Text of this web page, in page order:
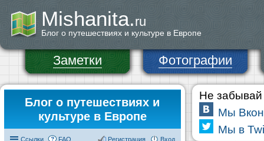
Mishanita.ru
Блог о путешествиях и культуре в Европе
Заметки Фотографии
Блог о путешествиях и
культуре в Европе
Ссылки FAQ Вход
Регистрация
Не забывай
Мы
Мы в